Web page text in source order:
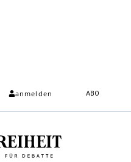
anmelden ABO